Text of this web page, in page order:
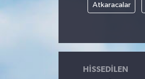
Atkaracalar
HISSEDILEN